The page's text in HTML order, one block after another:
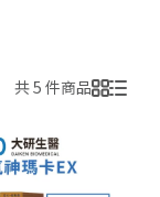
共 5 件商品